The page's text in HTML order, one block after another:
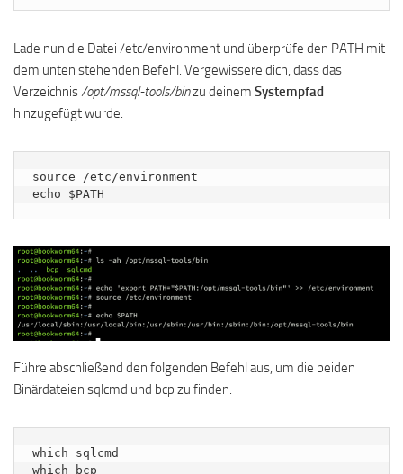
Lade nun die Datei /etc/environment und überprüfe den PATH mit
dem unten stehenden Befehl. Vergewissere dich, dass das
Verzeichnis/opt/mssql-tools/binzu deinem Systempfad
hinzugefügt wurde.
source /etc/environment
echo $PATH
Führe abschließend den folgenden Befehl aus, um die beiden
Binärdateien sqlcmd und bcp zu finden.
which sqlcmd
which bcp